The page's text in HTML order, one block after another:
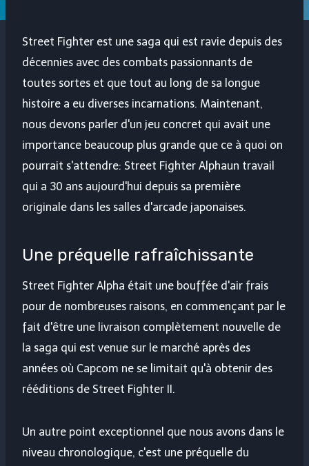
Street Fighter est une saga qui est ravie depuis des
décennies avec des combats passionnants de
toutes sortes et que tout au long de sa longue
histoire a eu diverses incarnations. Maintenant,
nous devons parler d'un jeu concret qui avait une
importance beaucoup plus grande que ce à quoi on
pourrait s'attendre: Street Fighter Alphaun travail
qui a 30 ans aujourd'hui depuis sa première
originale dans les salles d'arcade japonaises.
Une préquelle rafraîchissante
Street Fighter Alpha était une bouffée d'air frais
pour de nombreuses raisons, en commençant par le
fait d'être une livraison complètement nouvelle de
la saga qui est venue sur le marché après des
années où Capcom ne se limitait qu'à obtenir des
rééditions de Street Fighter II.
Un autre point exceptionnel que nous avons dans le
niveau chronologique, c'est une préquelle du